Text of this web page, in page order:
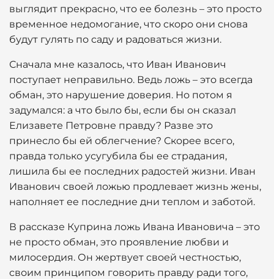
выглядит прекрасно, что ее болезнь – это просто
временное недомогание, что скоро они снова
будут гулять по саду и радоваться жизни.
Сначала мне казалось, что Иван Иванович
поступает неправильно. Ведь ложь – это всегда
обман, это нарушение доверия. Но потом я
задумался: а что было бы, если бы он сказал
Елизавете Петровне правду? Разве это
принесло бы ей облегчение? Скорее всего,
правда только усугубила бы ее страдания,
лишила бы ее последних радостей жизни. Иван
Иванович своей ложью продлевает жизнь жены,
наполняет ее последние дни теплом и заботой.
В рассказе Куприна ложь Ивана Ивановича – это
не просто обман, это проявление любви и
милосердия. Он жертвует своей честностью,
своим принципом говорить правду ради того,